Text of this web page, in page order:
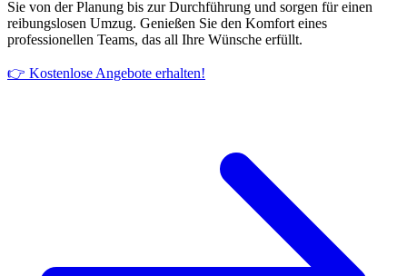
Sie von der Planung bis zur Durchführung und sorgen für einen
reibungslosen Umzug. Genießen Sie den Komfort eines
professionellen Teams, das all Ihre Wünsche erfüllt.
👉 Kostenlose Angebote erhalten!